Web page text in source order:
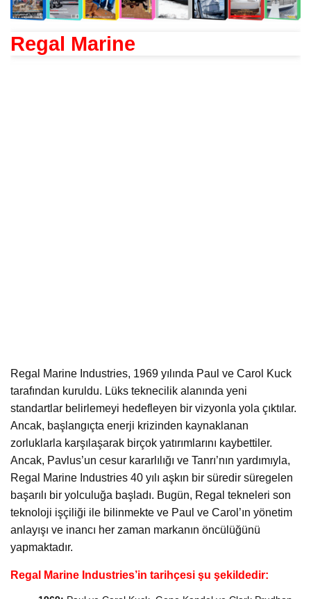
Regal Marine
Regal Marine Industries, 1969 yılında Paul ve Carol Kuck
tarafından kuruldu. Lüks teknecilik alanında yeni
standartlar belirlemeyi hedefleyen bir vizyonla yola çıktılar.
Ancak, başlangıçta enerji krizinden kaynaklanan
zorluklarla karşılaşarak birçok yatırımlarını kaybettiler.
Ancak, Pavlus’un cesur kararlılığı ve Tanrı’nın yardımıyla,
Regal Marine Industries 40 yılı aşkın bir süredir süregelen
başarılı bir yolculuğa başladı. Bugün, Regal tekneleri son
teknoloji işçiliği ile bilinmekte ve Paul ve Carol’ın yönetim
anlayışı ve inancı her zaman markanın öncülüğünü
yapmaktadır.
Regal Marine Industries’in tarihçesi şu şekildedir: